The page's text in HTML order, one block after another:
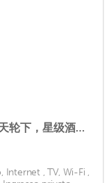
OCT HARBOUR华侨城欢乐海岸，摩天轮下，星级酒店服务CANTON FAIR, AIRPORT
Internet , TV, Wi-Fi ,